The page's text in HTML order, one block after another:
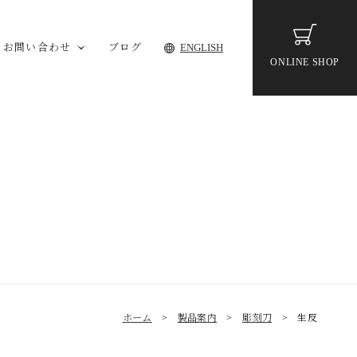
お問い合わせ ブログ ENGLISH
ONLINE SHOP
ホーム > 製品案内 >彫刻刀 >生反